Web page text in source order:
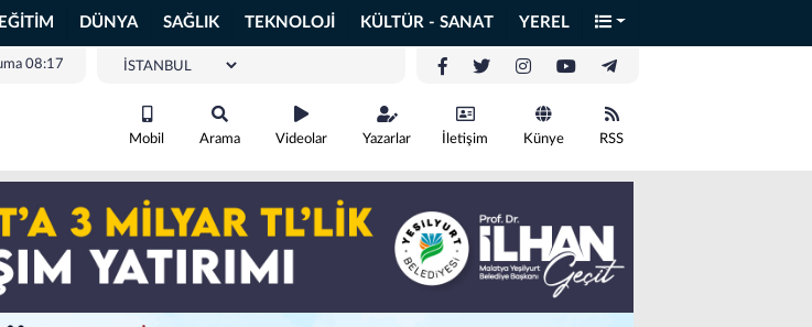
EĞİTİM DÜNYA SAĞLIK TEKNOLOJİ KÜLTÜR - SANAT YEREL
08:17
Mobil Arama Videolar Yazarlar İletişim Künye RSS